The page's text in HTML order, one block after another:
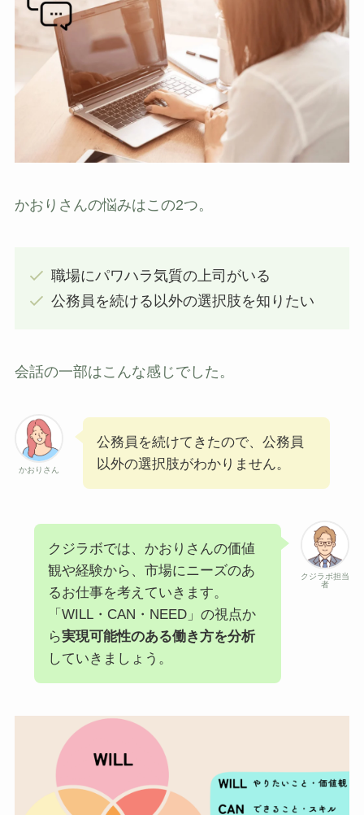
かおりさんの悩みはこの2つ。
職場にパワハラ気質の上司がいる
公務員を続ける以外の選択肢を知りたい
会話の一部はこんな感じでした。
かおりさん
公務員を続けてきたので、公務員
以外の選択肢がわかりません。
クジラボ担当
者
クジラボでは、かおりさんの価値
観や経験から、市場にニーズのあ
るお仕事を考えていきます。
「WILL・CAN・NEED」の視点か
ら実現可能性のある働き方を分析
していきましょう。